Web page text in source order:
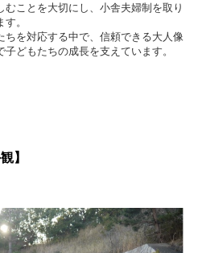
ことを大切にし、小舎夫婦制を取り
。
ちを対応する中で、信頼できる大人像
どもたちの成長を支えています。
】